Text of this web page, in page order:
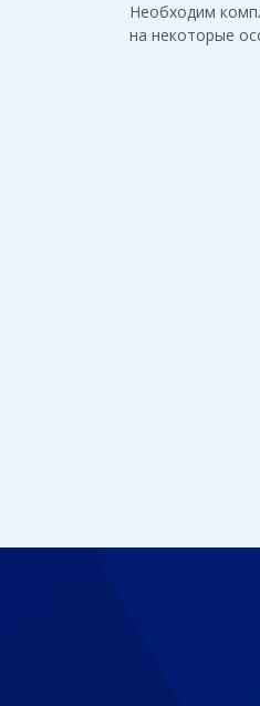
Необходим
на некоторые